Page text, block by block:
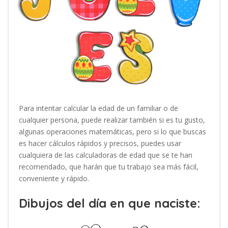
Para intentar calcular la edad de un familiar o de
cualquier persona, puede realizar también si es tu gusto,
algunas operaciones matemáticas, pero si lo que buscas
es hacer cálculos rápidos y precisos, puedes usar
cualquiera de las calculadoras de edad que se te han
recomendado, que harán que tu trabajo sea más fácil,
conveniente y rápido.
Dibujos del día en que naciste: